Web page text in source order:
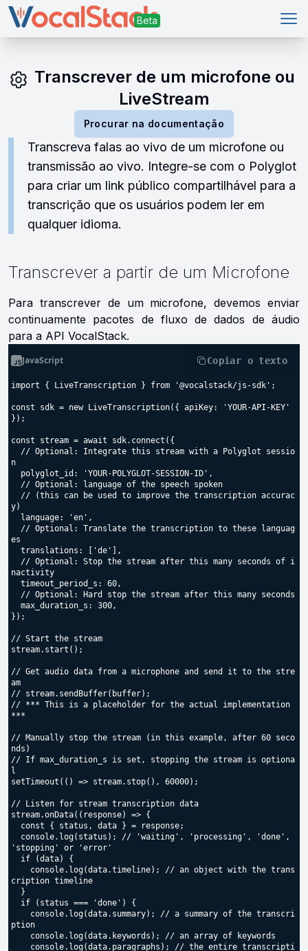
Transcrever de um microfone ou
LiveStream
Procurar na documentação
Transcreva falas ao vivo de um microfone ou
transmissão ao vivo. Integre-se com o Polyglot
para criar um link público compartilhável para a
transcrição que os usuários podem ler em
qualquer idioma.
Transcrever a partir de um Microfone
Para transcrever de um microfone, devemos enviar
continuamente pacotes de fluxo de dados de áudio
para a API VocalStack.
JavaScript Copiar o texto
import { LiveTranscription } from '@vocalstack/js-sdk';
const sdk = new LiveTranscription({ apiKey: 'YOUR-API-KEY'
});
const stream = await sdk.connect({
n
y)
es
nactivity
});
// Start the stream
stream.start();
// Get audio data from a microphone and send it to the stre
am
// stream.sendBuffer(buffer);
// *** This is a placeholder for the actual implementation
***
// Manually stop the stream (in this example, after 60 seco
nds)
// If max_duration_s is set, stopping the stream is optiona
l
setTimeout(() => stream.stop(), 60000);
// Listen for stream transcription data
stream.onData((response) => {
'stopping' or 'error'
cription timeline
ption